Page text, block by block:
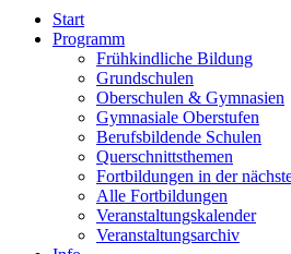
Start
Programm
Frühkindliche Bildung
Grundschulen
Oberschulen & Gymnasien
Gymnasiale Oberstufen
Berufsbildende Schulen
Querschnittsthemen
Fortbildungen in der
Alle Fortbildungen
Veranstaltungskalender
Veranstaltungsarchiv